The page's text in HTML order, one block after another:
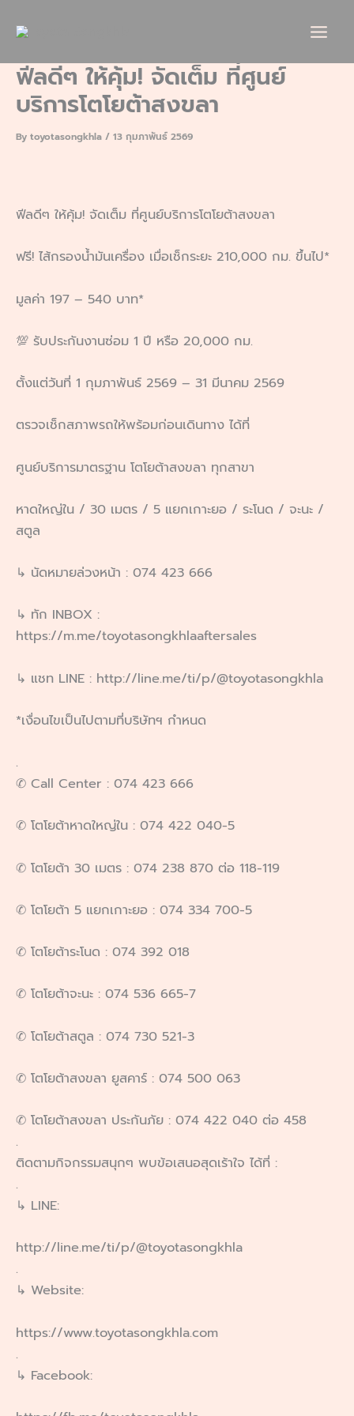
ฟีลดีๆ ให้คุ้ม! จัดเต็ม ที่ศูนย์
บริการโตโยต้าสงขลา
By toyotasongkhla / 13 กุมภาพันธ์ 2569
ฟีลดีๆ ให้คุ้ม! จัดเต็ม ที่ศูนย์บริการโตโยต้าสงขลา
ฟรี! ไส้กรองน้ำมันเครื่อง เมื่อเช็กระยะ 210,000 กม. ขึ้นไป*
มูลค่า 197 – 540 บาท*
💯 รับประกันงานซ่อม 1 ปี หรือ 20,000 กม.
ตั้งแต่วันที่ 1 กุมภาพันธ์ 2569 – 31 มีนาคม 2569
ตรวจเช็กสภาพรถให้พร้อมก่อนเดินทาง ได้ที่
ศูนย์บริการมาตรฐาน โตโยต้าสงขลา ทุกสาขา
หาดใหญ่ใน / 30 เมตร / 5 แยกเกาะยอ / ระโนด / จะนะ /
สตูล
↳ นัดหมายล่วงหน้า : 074 423 666
↳ ทัก INBOX :
https://m.me/toyotasongkhlaaftersales
↳ แชท LINE : http://line.me/ti/p/@toyotasongkhla
*เงื่อนไขเป็นไปตามที่บริษัทฯ กำหนด
.
✆ Call Center : 074 423 666
✆ โตโยต้าหาดใหญ่ใน : 074 422 040-5
✆ โตโยต้า 30 เมตร : 074 238 870 ต่อ 118-119
✆ โตโยต้า 5 แยกเกาะยอ : 074 334 700-5
✆ โตโยต้าระโนด : 074 392 018
✆ โตโยต้าจะนะ : 074 536 665-7
✆ โตโยต้าสตูล : 074 730 521-3
✆ โตโยต้าสงขลา ยูสคาร์ : 074 500 063
✆ โตโยต้าสงขลา ประกันภัย : 074 422 040 ต่อ 458
.
ติดตามกิจกรรมสนุกๆ พบข้อเสนอสุดเร้าใจ ได้ที่ :
.
↳ LINE:
http://line.me/ti/p/@toyotasongkhla
.
↳ Website:
https://www.toyotasongkhla.com
.
↳ Facebook: